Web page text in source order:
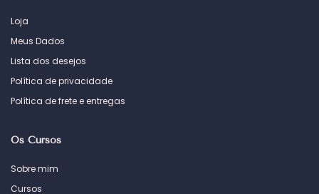
Loja
Meus Dados
Lista dos desejos
Política de privacidade
Política de frete e entregas
Os Cursos
Sobre mim
Cursos